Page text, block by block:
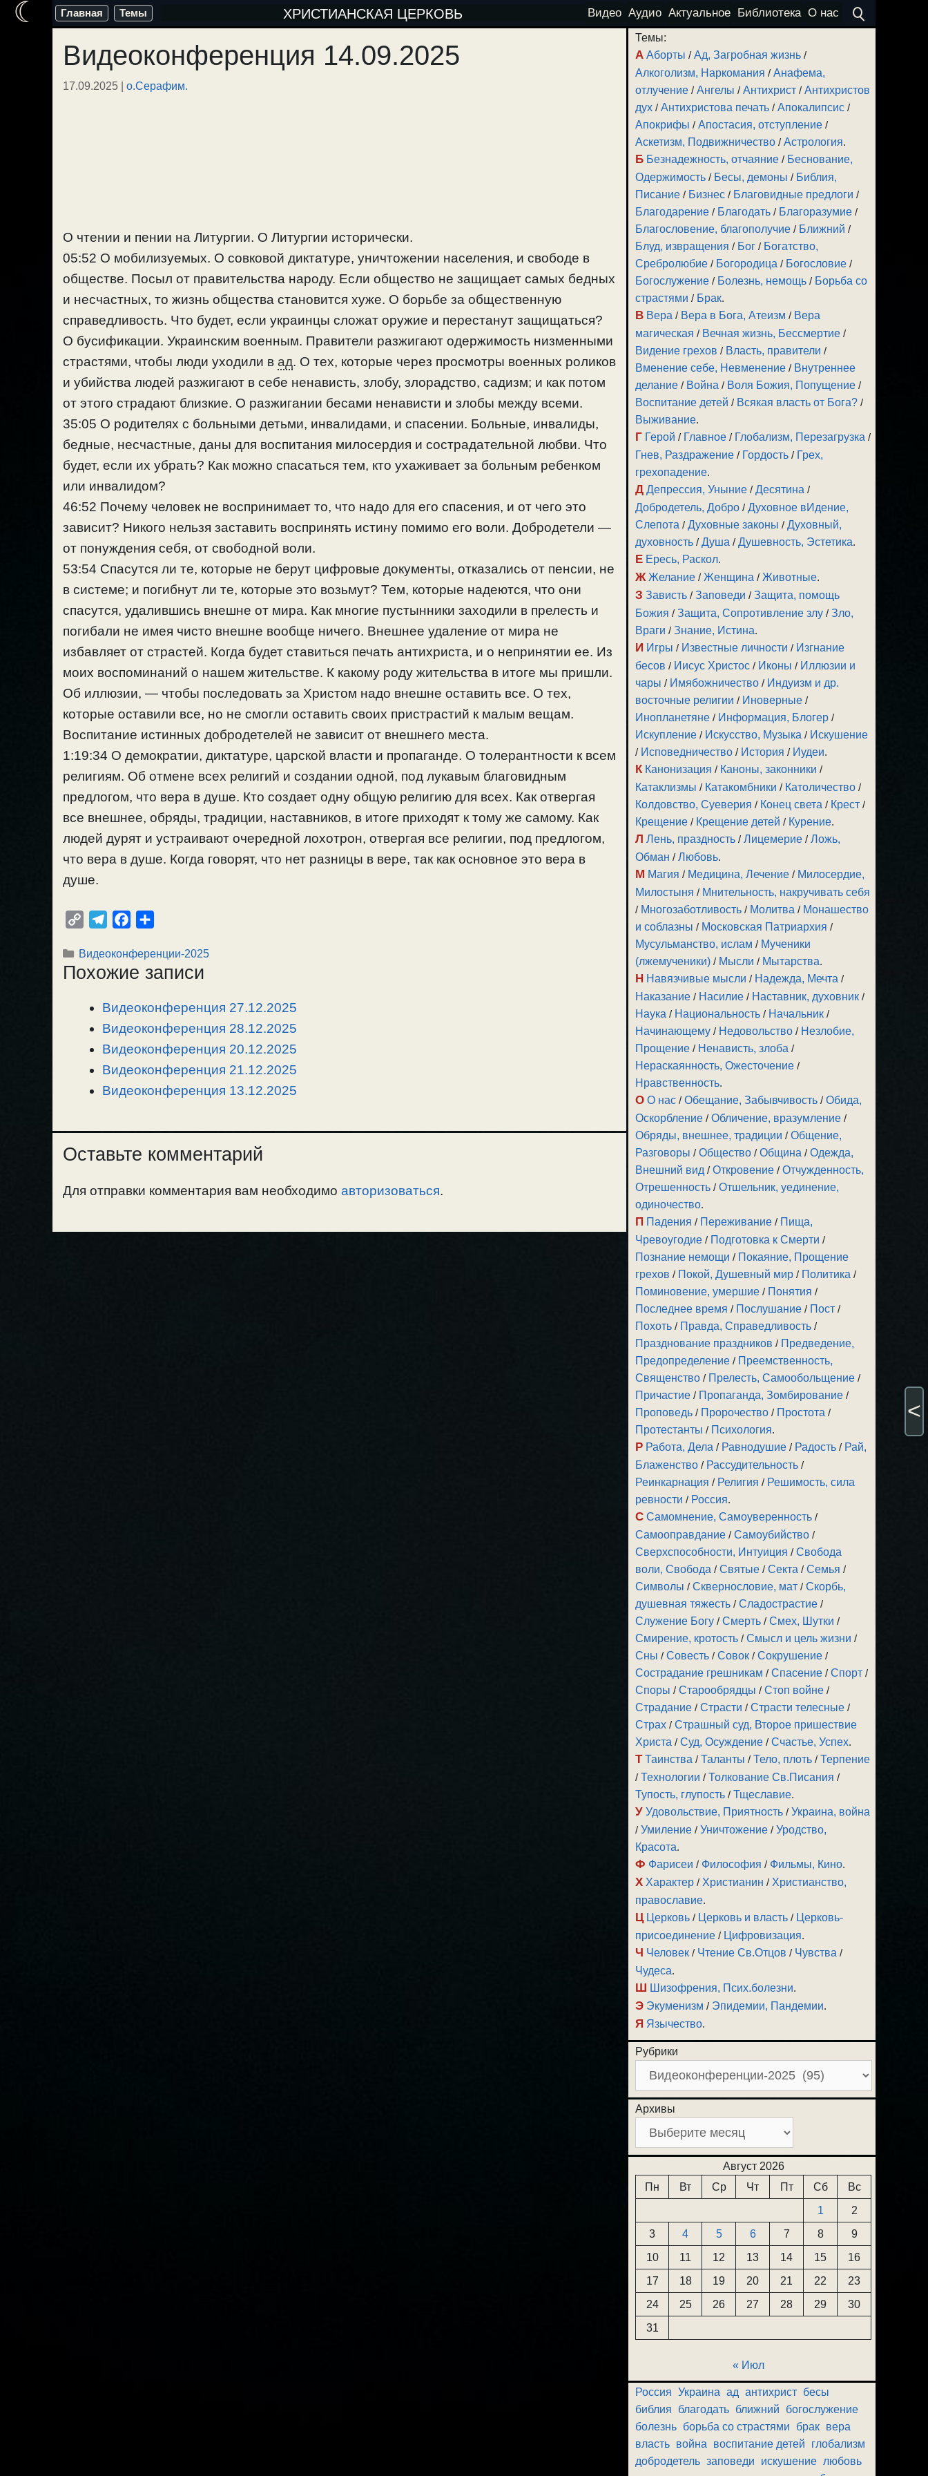
Перейти
содержимому
Главная Темы ХРИСТИАНСКАЯ ЦЕРКОВЬ Видео Аудио Актуальное Библиотека О нас
Видеоконференция 14.09.2025
17.09.2025 | о.Серафим.
О чтении и пении на Литургии. О Литургии исторически.
05:52 О мобилизуемых. О совковой диктатуре, уничтожении населения, и свободе в
обществе. Посыл от правительства народу. Если общество не защищает самых бедных
и несчастных, то жизнь общества становится хуже. О борьбе за общественную
справедливость. Что будет, если украинцы сложат оружие и перестанут защищаться?
О бусификации. Украинским военным. Правители разжигают одержимость низменными
страстями, чтобы люди уходили в ад. О тех, которые через просмотры военных роликов
и убийства людей разжигают в себе ненависть, злобу, злорадство, садизм; и как потом
от этого страдают близкие. О разжигании бесами ненависти и злобы между всеми.
35:05 О родителях с больными детьми, инвалидами, и спасении. Больные, инвалиды,
бедные, несчастные, даны для воспитания милосердия и сострадательной любви. Что
будет, если их убрать? Как можно спасаться тем, кто ухаживает за больным ребенком
или инвалидом?
46:52 Почему человек не воспринимает то, что надо для его спасения, и от чего это
зависит? Никого нельзя заставить воспринять истину помимо его воли. Добродетели —
от понуждения себя, от свободной воли.
53:54 Спасутся ли те, которые не берут цифровые документы, отказались от пенсии, не
в системе; и погибнут ли те, которые это возьмут? Тем, которые надеются, что они
спасутся, удалившись внешне от мира. Как многие пустынники заходили в прелесть и
погибали не имея чисто внешне вообще ничего. Внешнее удаление от мира не
избавляет от страстей. Когда будет ставиться печать антихриста, и о непринятии ее. Из
моих воспоминаний о нашем жительстве. К какому роду жительства в итоге мы пришли.
Об иллюзии, — чтобы последовать за Христом надо внешне оставить все. О тех,
которые оставили все, но не смогли оставить своих пристрастий к малым вещам.
Воспитание истинных добродетелей не зависит от внешнего места.
1:19:34 О демократии, диктатуре, царской власти и пропаганде. О толерантности к всем
религиям. Об отмене всех религий и создании одной, под лукавым благовидным
предлогом, что вера в душе. Кто создает одну общую религию для всех. Как отвергая
все внешнее, обряды, традиции, наставников, в итоге приходят к тому же самому. Как
людей дурят и устраивают очередной лохотрон, отвергая все религии, под предлогом,
что вера в душе. Когда говорят, что нет разницы в вере, так как основное это вера в
душе.
p
y
l
e
r
a
m
c
e
o
o
k
п
р
в
и
т
Рубрики
Видеоконференции-2025
Похожие записи
Видеоконференция 27.12.2025
Видеоконференция 28.12.2025
Видеоконференция 20.12.2025
Видеоконференция 21.12.2025
Видеоконференция 13.12.2025
Оставьте комментарий
Для отправки комментария вам необходимо авторизоваться.
Темы:
А Аборты /Ад, Загробная жизнь /
Алкоголизм, Наркомания /Анафема,
отлучение /Ангелы /Антихрист /Антихристов
дух /Антихристова печать /Апокалипсис /
Апокрифы /Апостасия, отступление /
Аскетизм, Подвижничество /Астрология.
Б Безнадежность, отчаяние / Беснование,
Одержимость / Бесы, демоны / Библия,
Писание / Бизнес / Благовидные предлоги /
Благодарение / Благодать / Благоразумие /
Благословение, благополучие / Ближний /
Блуд, извращения / Бог / Богатство,
Сребролюбие / Богородица / Богословие /
Богослужение / Болезнь, немощь / Борьба со
страстями / Брак.
В Вера / Вера в Бога, Атеизм / Вера
магическая / Вечная жизнь, Бессмертие /
Видение грехов / Власть, правители /
Вменение себе, Невменение / Внутреннее
делание / Война / Воля Божия, Попущение /
Воспитание детей / Всякая власть от Бога? /
Выживание.
Г Герой / Главное / Глобализм, Перезагрузка /
Гнев, Раздражение / Гордость / Грех,
грехопадение.
Д Депрессия, Уныние /Десятина /
Добродетель, Добро /Духовное вИдение,
Слепота /Духовные законы /Духовный,
духовность /Душа /Душевность, Эстетика.
Е Ересь, Раскол.
Ж Желание /Женщина /Животные.
З Зависть /Заповеди /Защита, помощь
Божия /Защита, Сопротивление злу /Зло,
Враги /Знание, Истина.
И Игры / Известные личности / Изгнание
бесов / Иисус Христос / Иконы / Иллюзии и
чары / Имябожничество / Индуизм и др.
восточные религии / Иноверные /
Инопланетяне / Информация, Блогер /
Искупление / Искусство, Музыка / Искушение
/ Исповедничество / История / Иудеи.
К Канонизация / Каноны, законники /
Катаклизмы / Катакомбники / Католичество /
Колдовство, Суеверия / Конец света / Крест /
Крещение / Крещение детей / Курение.
Л Лень, праздность /Лицемерие /Ложь,
Обман /Любовь.
М Магия / Медицина, Лечение / Милосердие,
Милостыня / Мнительность, накручивать себя
/ Многозаботливость / Молитва / Монашество
и соблазны / Московская Патриархия /
Мусульманство, ислам / Мученики
(лжемученики) / Мысли / Мытарства.
Н Навязчивые мысли / Надежда, Мечта /
Наказание / Насилие / Наставник, духовник /
Наука / Национальность / Начальник /
Начинающему / Недовольство / Незлобие,
Прощение / Ненависть, злоба /
Нераскаянность, Ожесточение /
Нравственность.
О О нас /Обещание, Забывчивость /Обида,
Оскорбление /Обличение, вразумление /
Обряды, внешнее, традиции /Общение,
Разговоры /Общество /Община /Одежда,
Внешний вид /Откровение /Отчужденность,
Отрешенность /Отшельник, уединение,
одиночество.
П Падения / Переживание / Пища,
Чревоугодие / Подготовка к Смерти /
Познание немощи / Покаяние, Прощение
грехов / Покой, Душевный мир / Политика /
Поминовение, умершие / Понятия /
Последнее время / Послушание / Пост /
Похоть / Правда, Справедливость /
Празднование праздников / Предведение,
Предопределение / Преемственность,
Священство / Прелесть, Самообольщение /
Причастие / Пропаганда, Зомбирование /
Проповедь / Пророчество / Простота /
Протестанты / Психология.
Р Работа, Дела / Равнодушие / Радость / Рай,
Блаженство / Рассудительность /
Реинкарнация / Религия / Решимость, сила
ревности / Россия.
С Самомнение, Самоуверенность /
Самооправдание /Самоубийство /
Сверхспособности, Интуиция /Свобода
воли, Свобода /Святые /Секта /Семья /
Символы /Сквернословие, мат /Скорбь,
душевная тяжесть /Сладострастие /
Служение Богу /Смерть /Смех, Шутки /
Смирение, кротость /Смысл и цель жизни /
Сны /Совесть /Совок /Сокрушение /
Сострадание грешникам /Спасение /Спорт /
Споры /Старообрядцы /Стоп войне /
Страдание /Страсти /Страсти телесные /
Страх /Страшный суд, Второе пришествие
Христа /Суд, Осуждение /Счастье, Успех.
Т Таинства /Таланты /Тело, плоть /Терпение
/Технологии /Толкование Св.Писания /
Тупость, глупость /Тщеславие.
У Удовольствие, Приятность /Украина, война
/Умиление /Уничтожение /Уродство,
Красота.
Ф Фарисеи / Философия / Фильмы, Кино.
Х Характер / Христианин / Христианство,
православие.
Ц Церковь / Церковь и власть / Церковь-
присоединение / Цифровизация.
Ч Человек / Чтение Св.Отцов / Чувства /
Чудеса.
Ш Шизофрения, Псих.болезни.
Э Экуменизм / Эпидемии, Пандемии.
Я Язычество.
Рубрики
Архивы
Август 2026
Пн
Вт Ср Чт Пт Сб
Вс
1
2
3
4 5 6 7 8
9
10
11 12 13 14 15
16
17
18 19 20 21 22
23
24
25 26 27 28 29
30
31
« Июл
Россия Украина ад антихрист бесы
библия
благодать ближний
богослужение
болезнь борьба со страстями брак вера
власть война воспитание детей
глобализм
добродетель заповеди искушение любовь
☾
<